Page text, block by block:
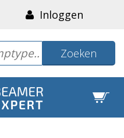
Inloggen
Zoeken